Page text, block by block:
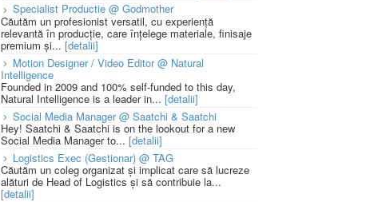
Specialist Productie @ Godmother
Căutăm un profesionist versatil, cu experiență
relevantă în producție, care înțelege materiale, finisaje
premium și... [detalii]
Motion Designer / Video Editor @ Natural
Intelligence
Founded in 2009 and 100% self-funded to this day,
Natural Intelligence is a leader in... [detalii]
Social Media Manager @ Saatchi & Saatchi
Hey! Saatchi & Saatchi is on the lookout for a new
Social Media Manager to... [detalii]
Logistics Exec (Gestionar) @ TAG
Căutăm un coleg organizat și implicat care să lucreze
alături de Head of Logistics și să contribuie la...
[detalii]